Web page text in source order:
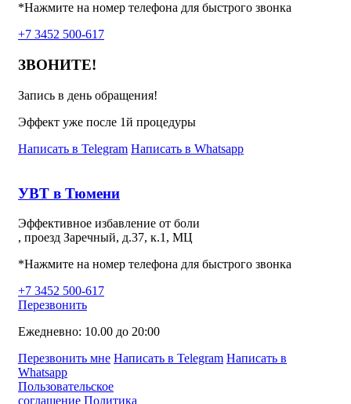
*Нажмите на номер телефона для быстрого звонка
+7 3452 500-617
ЗВОНИТЕ!
Запись в день обращения!
Эффект уже после 1й процедуры
Написать в Telegram Написать в Whatsapp
УВТ в Тюмени
Эффективное избавление от боли
, проезд Заречный, д.37, к.1, МЦ
*Нажмите на номер телефона для быстрого звонка
+7 3452 500-617
Перезвонить
Ежедневно: 10.00 до 20:00
Перезвонить мне Написать в Telegram Написать в
Whatsapp
Пользовательское
соглашение Политика